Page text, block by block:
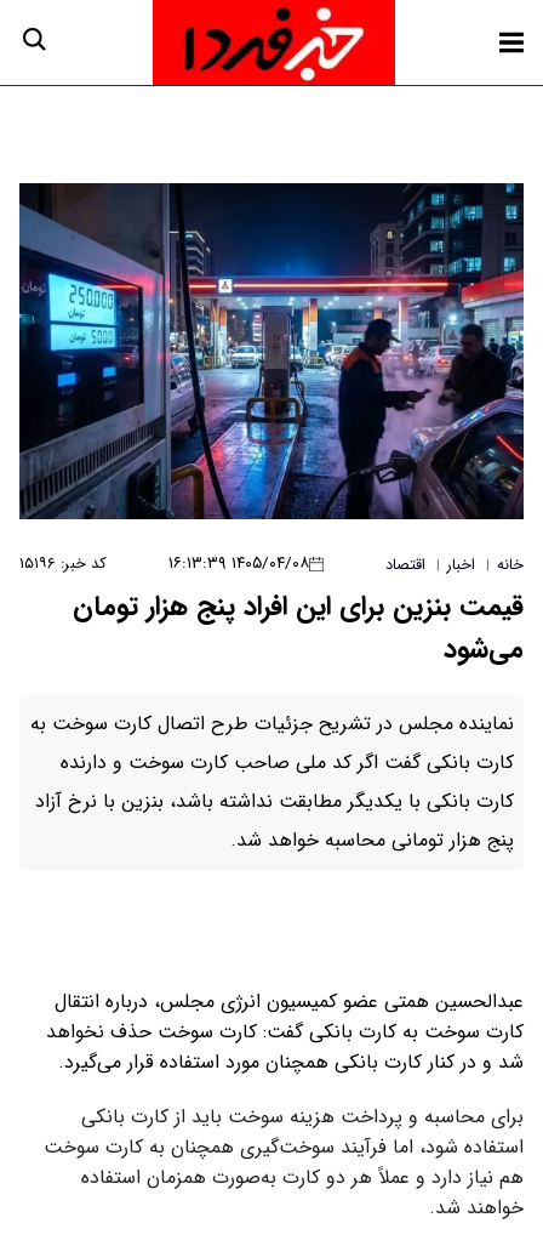
خانه | اخبار | اقتصاد ۱۴۰۵/۰۴/۰۸ ۱۶:۱۳:۳۹ کد خبر: ۱۵۱۹۶
قیمت بنزین برای این افراد پنج هزار تومان
می‌شود
نماینده مجلس در تشریح جزئیات طرح اتصال کارت سوخت به
کارت بانکی گفت اگر کد ملی صاحب کارت سوخت و دارنده
کارت بانکی با یکدیگر مطابقت نداشته باشد، بنزین با نرخ آزاد
پنج هزار تومانی محاسبه خواهد شد.
عبدالحسین همتی عضو کمیسیون انرژی مجلس، درباره انتقال
کارت سوخت به کارت بانکی گفت: کارت سوخت حذف نخواهد
شد و در کنار کارت بانکی همچنان مورد استفاده قرار می‌گیرد.
برای محاسبه و پرداخت هزینه سوخت باید از کارت بانکی
استفاده شود، اما فرآیند سوخت‌گیری همچنان به کارت سوخت
هم نیاز دارد و عملاً هر دو کارت به‌صورت همزمان استفاده
خواهند شد.